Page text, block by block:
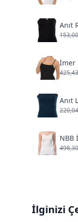
Anıt
İmer
Anıt
NBB
İlginizi